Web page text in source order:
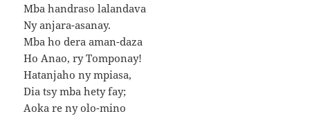
Mba handraso lalandava
Ny anjara-asanay.
Mba ho dera aman-daza
Ho Anao, ry Tomponay!
Hatanjaho ny mpiasa,
Dia tsy mba hety fay;
Aoka re ny olo-mino